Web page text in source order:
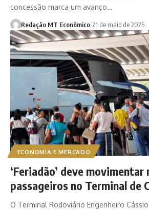
concessão marca um avanço…
Redação MT Econômico 21 de maio de 2025
ECONOMIA E MERCADO
‘Feriadão’ deve
passageiros no Terminal de
O Terminal Rodoviário Engenheiro